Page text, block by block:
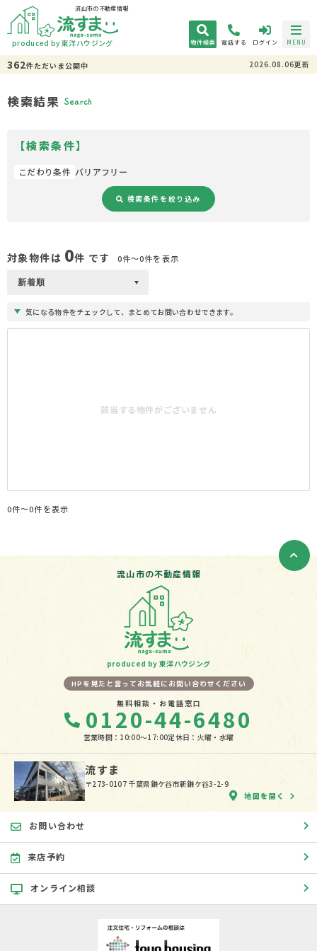
流山市の不動産情報
produced by 東洋ハウジング 物件検索 電話する ログイン MENU
362件ただいま公開中 2026.08.06更新
検索結果 Search
【検索条件】
こだわり条件 バリアフリー
検索条件を絞り込み
対象物件は 0件 です 0件〜0件を表示
気になる物件をチェックして、まとめてお問い合わせできます。
該当する物件がございません
0件〜0件を表示
流山市の不動産情報
produced by 東洋ハウジング
HPを見たと言ってお気軽にお問い合わせください
無料相談・お電話窓口
0120-44-6480
営業時間：10:00〜17:00定休日：火曜・水曜
流すま
〒273-0107 千葉県鎌ケ谷市新鎌ケ谷3-2-9
地図を開く
お問い合わせ
来店予約
オンライン相談